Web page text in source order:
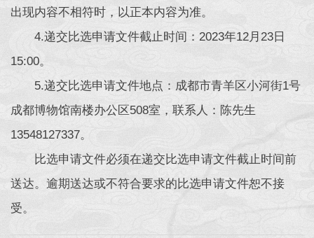
出现内容不相符时，以正本内容为准。
4.递交比选申请文件截止时间：2023年12月23日
15:00。
5.递交比选申请文件地点：成都市青羊区小河街1号
成都博物馆南楼办公区508室，联系人：陈先生
13548127337。
比选申请文件必须在递交比选申请文件截止时间前
送达。逾期送达或不符合要求的比选申请文件恕不接
受。